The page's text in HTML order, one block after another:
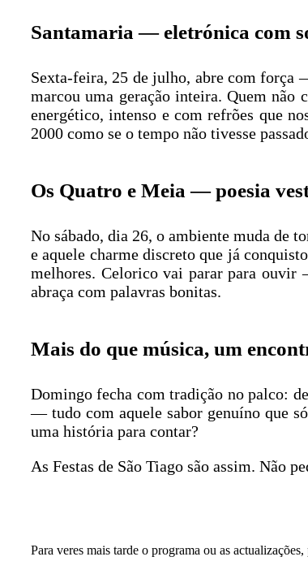
Santamaria — eletrónica com
Sexta-feira, 25 de julho, abre com força
marcou uma geração inteira. Quem
energético, intenso e com refrões que
2000 como se o tempo não tivesse
Os Quatro e Meia — poesia
No sábado, dia 26, o ambiente muda de
e aquele charme discreto que já
melhores. Celorico vai parar para ouvir
abraça com palavras bonitas.
Mais do que música, um
Domingo fecha com tradição no palco:
— tudo com aquele sabor genuíno que
uma história para contar?
As Festas de São Tiago são assim. Não
Para veres mais tarde o programa ou as